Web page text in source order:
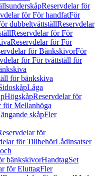
Reservdelar för
för För handfatFör
dubbeltvättställReservdelar
Reservdelar för För
Reservdelar för För
för BänkskivorFör
för För tvättställ för
för bänkskiva
Låga
HögskåpReservdelar för
för Mellanhöga
skåpFler
för
för TillbehörLådinsatser
bänkskivorHandtagSet
för EluttagFler